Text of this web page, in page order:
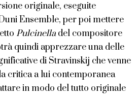
originale, eseguite
Ensemble, per poi mettere
Pulcinelladel compositore
quindi apprezzare una delle
di Stravinskij che venne
critica a lui contemporanea
in modo del tutto originale